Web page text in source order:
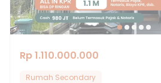
Rp 1.110.000.000
Rumah Secondary